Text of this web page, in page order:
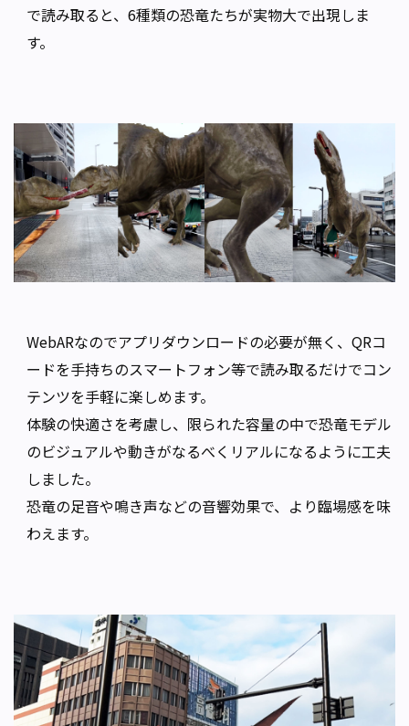
で読み取ると、6種類の恐竜たちが実物大で出現しま
す。
WebARなのでアプリダウンロードの必要が無く、QRコ
ードを手持ちのスマートフォン等で読み取るだけでコン
テンツを手軽に楽しめます。
体験の快適さを考慮し、限られた容量の中で恐竜モデル
のビジュアルや動きがなるべくリアルになるように工夫
しました。
恐竜の足音や鳴き声などの音響効果で、より臨場感を味
わえます。